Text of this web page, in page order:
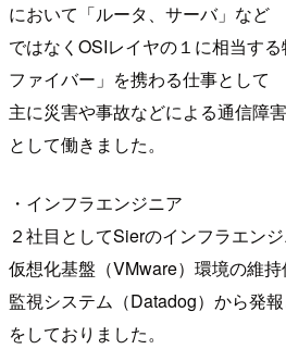
において「ルータ、サーバ」など
ではなくOSIレイヤの１に相当す
ファイバー」を携わる仕事として
主に災害や事故などによる通信障
として働きました。
・インフラエンジニア
２社目としてSierのインフラエン
仮想化基盤（VMware）環境の維
監視システム（Datadog）から発
をしておりました。